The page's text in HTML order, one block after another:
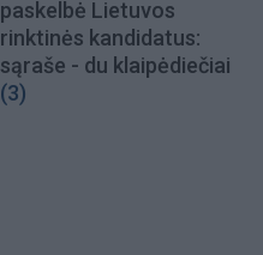
paskelbė Lietuvos
rinktinės kandidatus:
sąraše - du klaipėdiečiai
(3)